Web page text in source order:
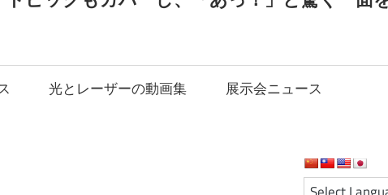
光とレーザーの動画集 展示会ニュース